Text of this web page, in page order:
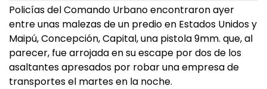
Policías del Comando Urbano encontraron ayer
entre unas malezas de un predio en Estados Unidos y
Maipú, Concepción, Capital, una pistola 9mm. que, al
parecer, fue arrojada en su escape por dos de los
asaltantes apresados por robar una empresa de
transportes el martes en la noche.